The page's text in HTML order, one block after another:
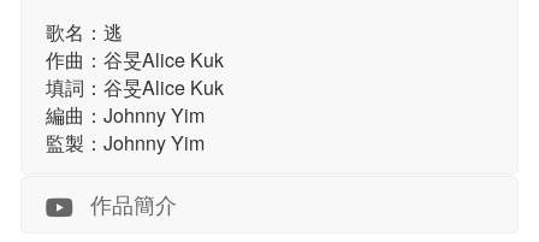
歌名：逃
作曲：谷旻Alice Kuk
填詞：谷旻Alice Kuk
編曲：Johnny Yim
監製：Johnny Yim
作品簡介